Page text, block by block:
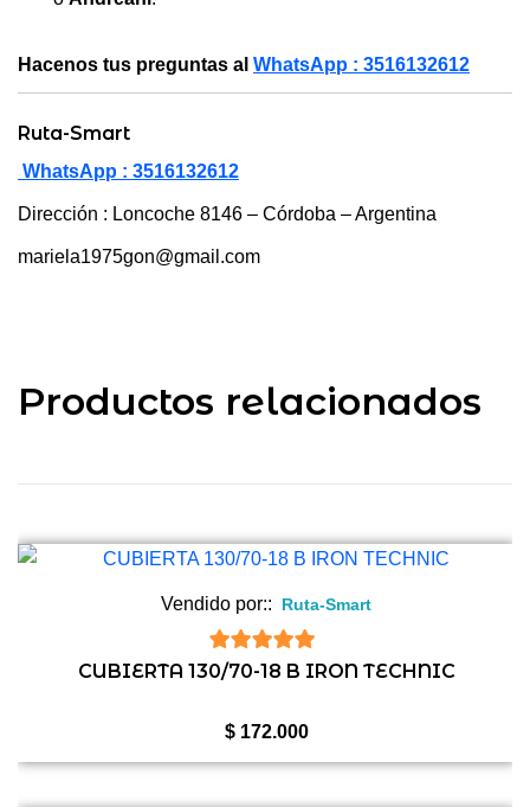
Hacenos tus preguntas al WhatsApp : 3516132612
Ruta-Smart
WhatsApp : 3516132612
Dirección : Loncoche 8146 – Córdoba – Argentina
mariela1975gon@gmail.com
Productos relacionados
Vendido por:: Ruta-Smart
5de 5
CUBIERTA 130/70-18 B IRON TECHNIC
$172.000